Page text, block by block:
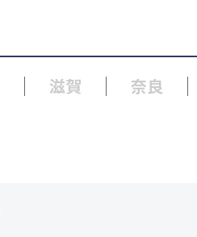
滋賀 奈良